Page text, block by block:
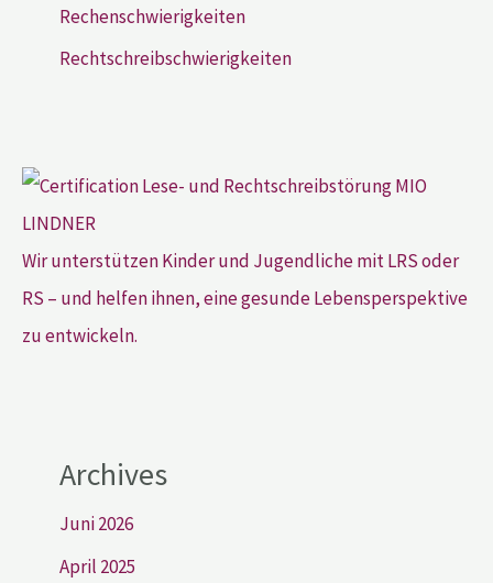
Rechenschwierigkeiten
Rechtschreibschwierigkeiten
Wir unterstützen Kinder und Jugendliche mit LRS oder
RS – und helfen ihnen, eine gesunde Lebensperspektive
zu entwickeln.
Archives
Juni 2026
April 2025